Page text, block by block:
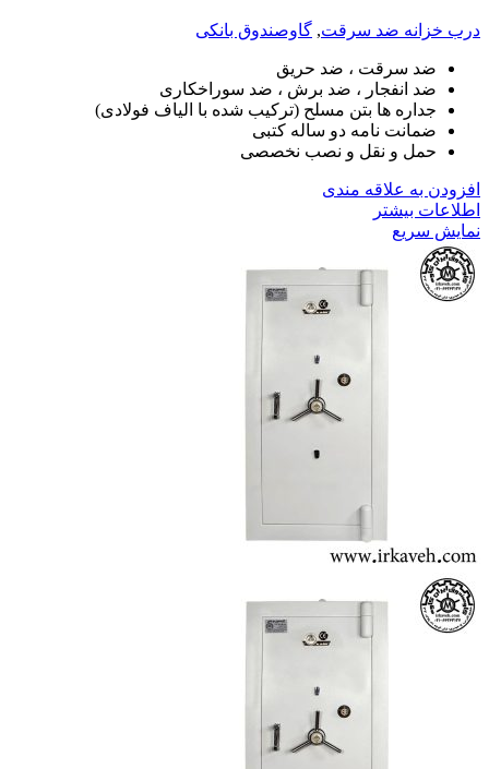
درب خزانه ضد سرقت, گاوصندوق بانکی
ضد سرقت ، ضد حریق
ضد انفجار ، ضد برش ، ضد سوراخکاری
جداره ها بتن مسلح (ترکیب شده با الیاف فولادی)
ضمانت نامه دو ساله کتبی
حمل و نقل و نصب نخصصی
افزودن به علاقه مندی
اطلاعات بیشتر
نمایش سریع